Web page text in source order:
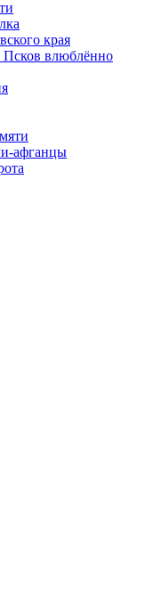
края
влюблённо
афганцы